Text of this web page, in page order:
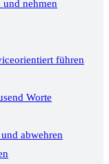
und nehmen
führen
Worte
abwehren